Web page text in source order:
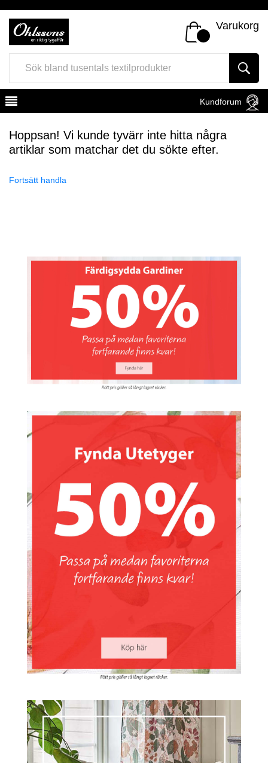
Varukorg
Kundforum
Hoppsan! Vi kunde tyvärr inte hitta några
artiklar som matchar det du sökte efter.
Fortsätt handla